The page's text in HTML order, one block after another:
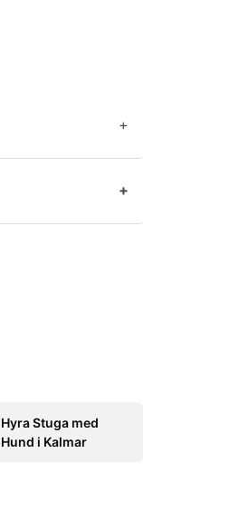
+
+
Hyra Stuga med
Hund i Kalmar